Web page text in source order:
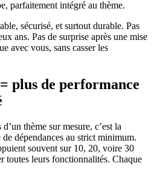
parfaitement intégré au thème.
sécurisé, et surtout durable. Pas
ans. Pas de surprise après une mise
avec vous, sans casser les
plus de performance
thème sur mesure, c’est la
dépendances au strict minimum.
souvent sur 10, 20, voire 30
toutes leurs fonctionnalités. Chaque